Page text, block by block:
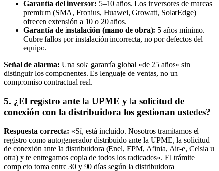
Garantía del inversor: 5–10 años. Los inversores de marcas
premium (SMA, Fronius, Huawei, Growatt, SolarEdge)
ofrecen extensión a 10 o 20 años.
Garantía de instalación (mano de obra): 5 años mínimo.
Cubre fallos por instalación incorrecta, no por defectos del
equipo.
Señal de alarma: Una sola garantía global «de 25 años» sin
distinguir los componentes. Es lenguaje de ventas, no un
compromiso contractual real.
5. ¿El registro ante la UPME y la solicitud de
conexión con la distribuidora los gestionan ustedes?
Respuesta correcta: «Sí, está incluido. Nosotros tramitamos el
registro como autogenerador distribuido ante la UPME, la solicitud
de conexión ante la distribuidora (Enel, EPM, Afinia, Air-e, Celsia u
otra) y te entregamos copia de todos los radicados». El trámite
completo toma entre 30 y 90 días según la distribuidora.